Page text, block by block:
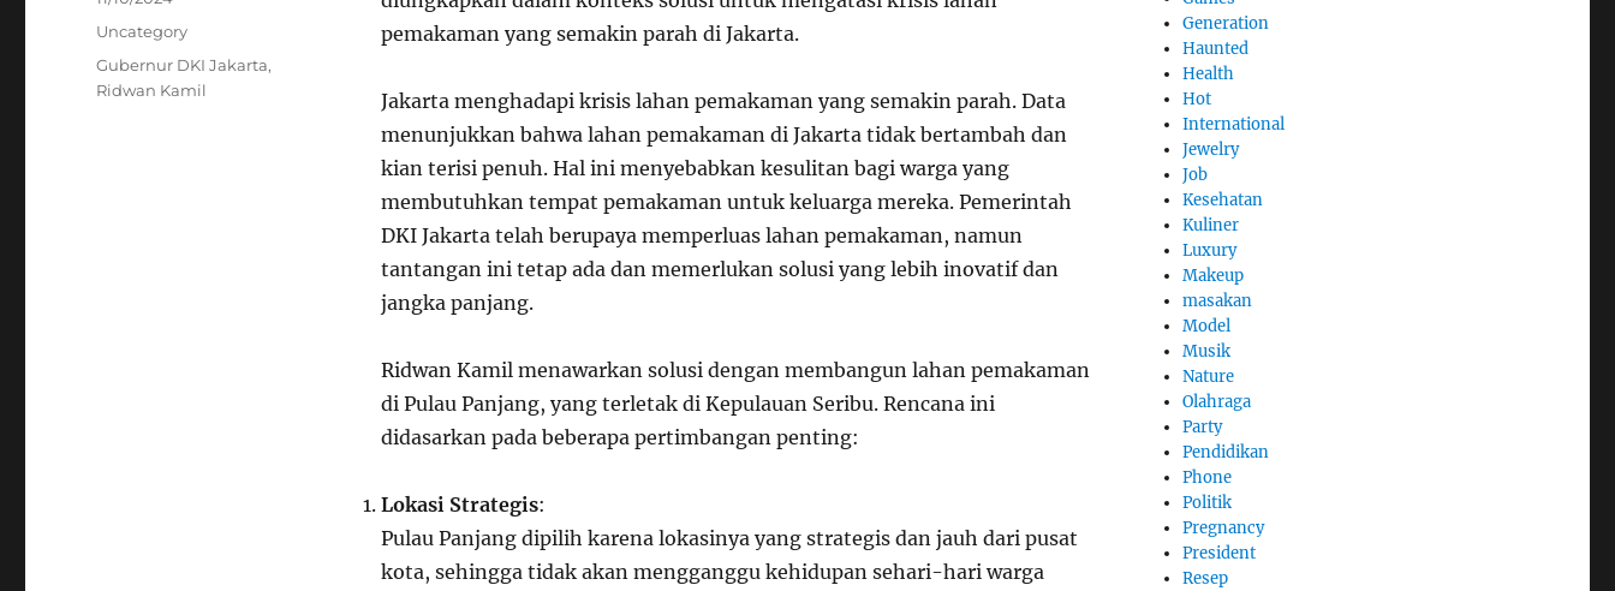
pemakaman yang semakin parah di Jakarta.
Jakarta menghadapi krisis lahan pemakaman yang semakin parah. Data
menunjukkan bahwa lahan pemakaman di Jakarta tidak bertambah dan
kian terisi penuh. Hal ini menyebabkan kesulitan bagi warga yang
membutuhkan tempat pemakaman untuk keluarga mereka. Pemerintah
DKI Jakarta telah berupaya memperluas lahan pemakaman, namun
tantangan ini tetap ada dan memerlukan solusi yang lebih inovatif dan
jangka panjang.
Ridwan Kamil menawarkan solusi dengan membangun lahan pemakaman
di Pulau Panjang, yang terletak di Kepulauan Seribu. Rencana ini
didasarkan pada beberapa pertimbangan penting:
Lokasi Strategis:
Pulau Panjang dipilih karena lokasinya yang strategis dan jauh dari pusat
kota, sehingga tidak akan mengganggu kehidupan sehari-hari warga
on
Categories
Uncategory
Tags
Gubernur DKI Jakarta,
Ridwan Kamil
Generation
Haunted
Health
Hot
International
Jewelry
Job
Kesehatan
Kuliner
Luxury
Makeup
masakan
Model
Musik
Nature
Olahraga
Party
Pendidikan
Phone
Politik
Pregnancy
President
Resep